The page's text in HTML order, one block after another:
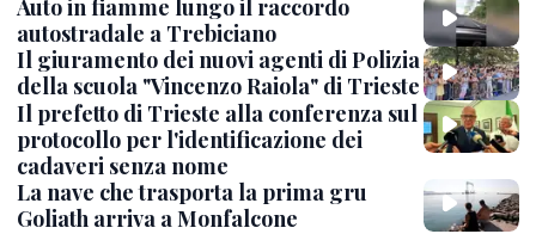
Auto in fiamme lungo il raccordo
autostradale a Trebiciano
Il giuramento dei nuovi agenti di Polizia
della scuola "Vincenzo Raiola" di Trieste
Il prefetto di Trieste alla conferenza sul
protocollo per l'identificazione dei
cadaveri senza nome
La nave che trasporta la prima gru
Goliath arriva a Monfalcone